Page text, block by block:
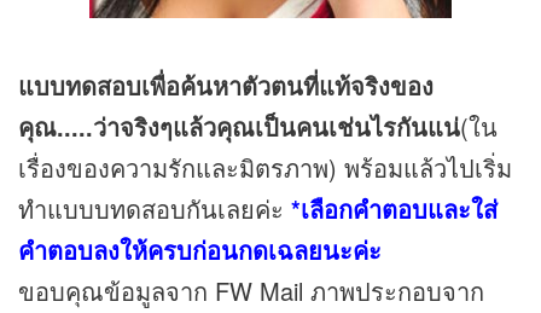
แบบทดสอบเพื่อค้นหาตัวตนที่แท้จริงของ
คุณ.....ว่าจริงๆแล้วคุณเป็นคนเช่นไรกันแน่(ใน
เรื่องของความรักและมิตรภาพ) พร้อมแล้วไปเริ่ม
ทำแบบบทดสอบกันเลยค่ะ *เลือกคำตอบและใส่
คำตอบลงให้ครบก่อนกดเฉลยนะค่ะ
ขอบคุณข้อมูลจาก FW Mail ภาพประกอบจาก